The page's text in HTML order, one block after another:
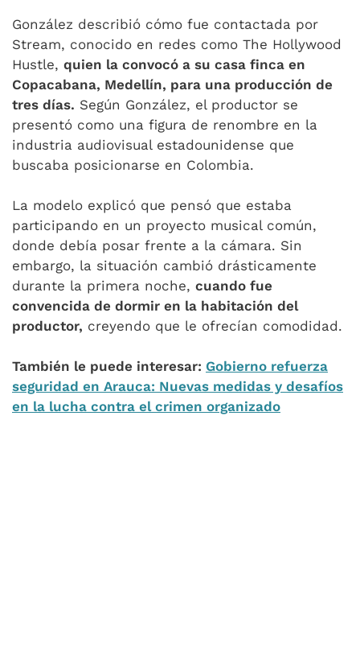
González describió cómo fue contactada por
Stream, conocido en redes como The Hollywood
Hustle, quien la convocó a su casa finca en
Copacabana, Medellín, para una producción de
tres días. Según González, el productor se
presentó como una figura de renombre en la
industria audiovisual estadounidense que
buscaba posicionarse en Colombia.
La modelo explicó que pensó que estaba
participando en un proyecto musical común,
donde debía posar frente a la cámara. Sin
embargo, la situación cambió drásticamente
durante la primera noche, cuando fue
convencida de dormir en la habitación del
productor, creyendo que le ofrecían comodidad.
También le puede interesar: Gobierno refuerza
seguridad en Arauca: Nuevas medidas y desafíos
en la lucha contra el crimen organizado